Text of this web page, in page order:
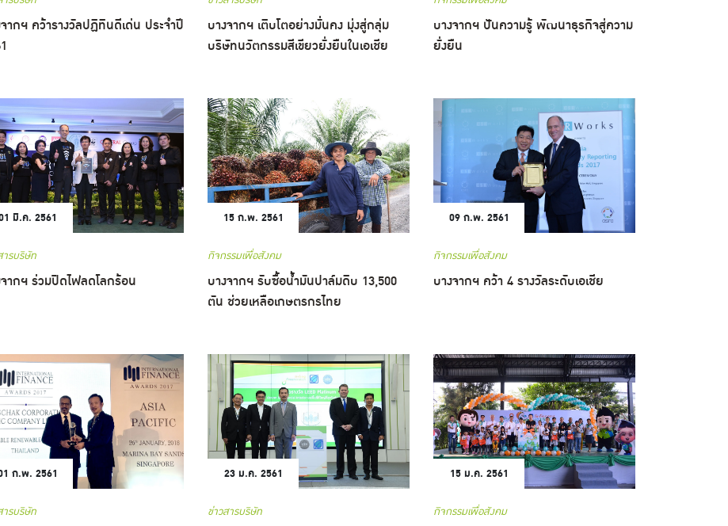
ากฯ คว้ารางวัลปฏิทินดีเด่น ประจำปี
บางจากฯ เติบโตอย่างมั่นคง มุ่งสู่กลุ่ม
บริษัทนวัตกรรมสีเขียวยั่งยืนในเอเชีย
บางจากฯ ปันความรู้ พัฒนาธุรกิจสู่ความ
ยั่งยืน
มี.ค. 2561
ารบริษัท
ากฯ ร่วมปิดไฟลดโลกร้อน
15 ก.พ. 2561
กิจกรรมเพื่อสังคม
บางจากฯ รับซื้อน้ำมันปาล์มดิบ 13,500
ตัน ช่วยเหลือเกษตรกรไทย
09 ก.พ. 2561
กิจกรรมเพื่อสังคม
บางจากฯ คว้า 4 รางวัลระดับเอเชีย
ก.พ. 2561
ารบริษัท
23 ม.ค. 2561
ข่าวสารบริษัท
15 ม.ค. 2561
กิจกรรมเพื่อสังคม